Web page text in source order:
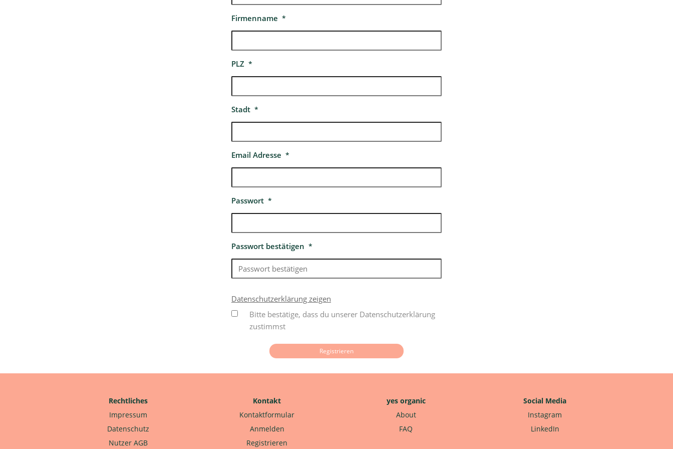
Firmenname *
PLZ *
Stadt *
Email Adresse *
Passwort *
Passwort bestätigen *
Datenschutzerklärung zeigen
Bitte bestätige, dass du unserer Datenschutzerklärung
zustimmst
Rechtliches
Impressum
Datenschutz
Nutzer AGB
Kontakt
Kontaktformular
Anmelden
Registrieren
yes organic
About
FAQ
Social Media
Instagram
LinkedIn